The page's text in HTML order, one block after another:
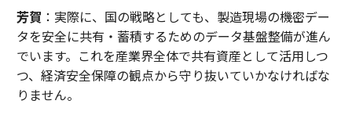
芳賀 ：実際に、国の戦略としても、製造現場の機密デー
タを安全に共有・蓄積するためのデータ基盤整備が進ん
でいます。これを産業界全体で共有資産として活用しつ
つ、経済安全保障の観点から守り抜いていかなければな
りません。